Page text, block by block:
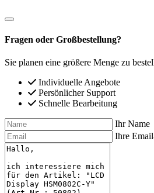
Fragen oder Großbestellung?
Sie planen eine größere Menge zu
Individuelle Angebote
Persönlicher Support
Schnelle Bearbeitung
Ihr Name
Ihre